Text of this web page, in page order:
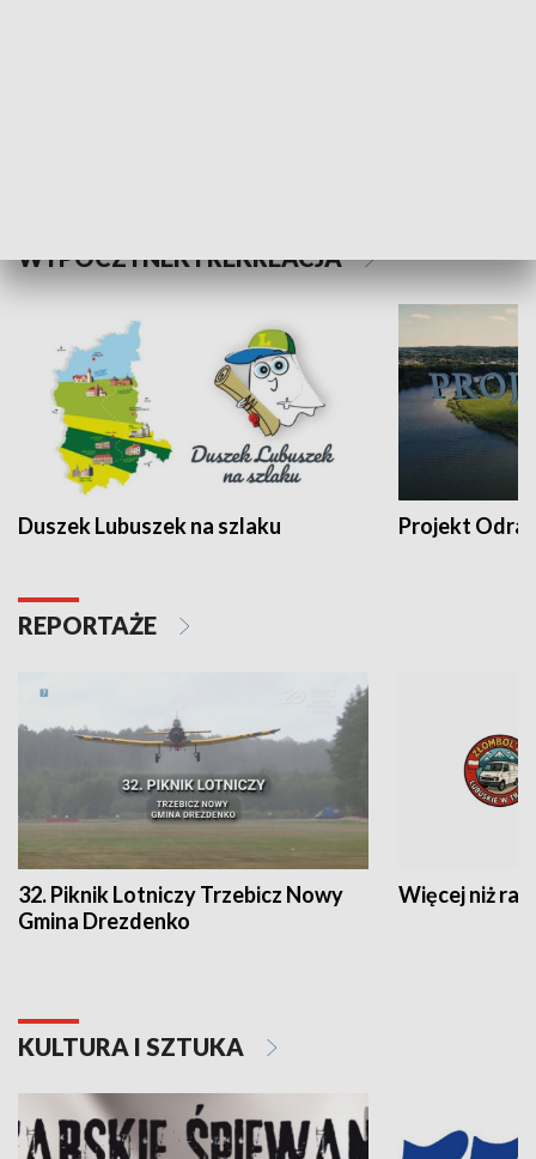
WYPOCZYNEK I REKREACJA
Duszek Lubuszek na szlaku Projekt Odra
REPORTAŻE
32. Piknik Lotniczy Trzebicz Nowy
Gmina Drezdenko
Więcej niż rajd
KULTURA I SZTUKA